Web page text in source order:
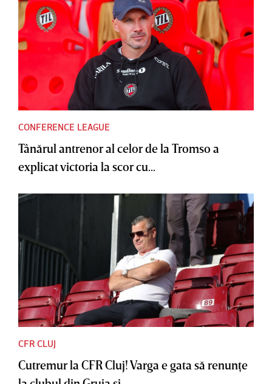
CONFERENCE LEAGUE
Tânărul antrenor al celor de la Tromso a
explicat victoria la scor cu...
CFR CLUJ
Cutremur la CFR Cluj! Varga e gata să renunţe